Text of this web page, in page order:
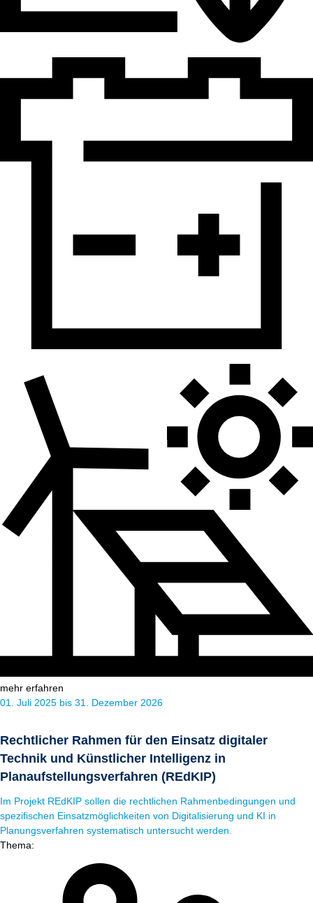
mehr erfahren
01. Juli 2025 bis 31. Dezember 2026
Rechtlicher Rahmen für den Einsatz digitaler
Technik und Künstlicher Intelligenz in
Planaufstellungsverfahren (REdKIP)
Im Projekt REdKIP sollen die rechtlichen Rahmenbedingungen und
spezifischen Einsatzmöglichkeiten von Digitalisierung und KI in
Planungsverfahren systematisch untersucht werden.
Thema: